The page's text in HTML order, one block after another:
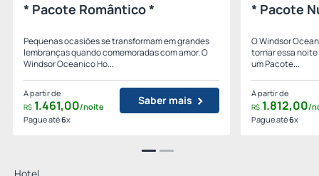
* Pacote Romântico *
Pequenas ocasiões se transformam em grandes
lembranças quando comemoradas com amor. O
Windsor Oceanico Ho...
A partir de
R$ 1.461,00/noite
Pague até6x
Saber mais
* Pacote
O Windsor
tornar essa
um Pacote...
A partir de
R$ 1.812,00/
Pague até6x